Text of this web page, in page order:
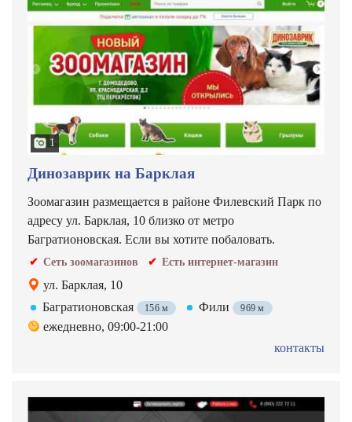
1
Динозаврик на Барклая
Зоомагазин размещается в районе Филевский Парк по
адресу ул. Барклая, 10 близко от метро
Багратионовская. Если вы хотите побаловать.
Сеть зоомагазинов Есть интернет-магазин
ул. Барклая, 10
Багратионовская
156 м Фили 969 м
ежедневно, 09:00-21:00
контакты